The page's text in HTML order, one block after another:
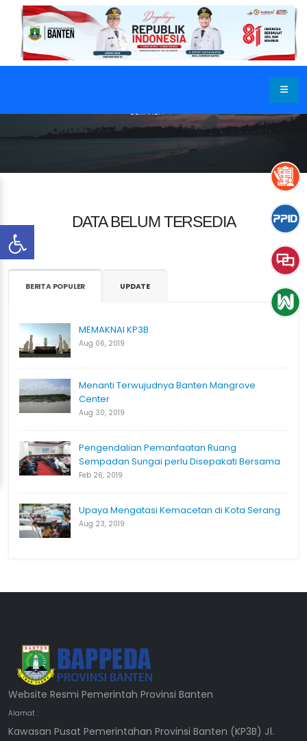
BERANDA
DATA BELUM TERSEDIA
BERITA POPULER UPDATE
MEMAKNAI KP3B
Aug 06, 2019
Menanti Terwujudnya Banten Mangrove
Center
Aug 30, 2019
Pengendalian Pemanfaatan Ruang
Sempadan Sungai perlu Disepakati Bersama
Feb 26, 2019
Upaya Mengatasi Kemacetan di Kota Serang
Aug 23, 2019
Website Resmi Pemerintah Provinsi Banten
Alamat :
Kawasan Pusat Pemerintahan Provinsi Banten (KP3B) Jl.